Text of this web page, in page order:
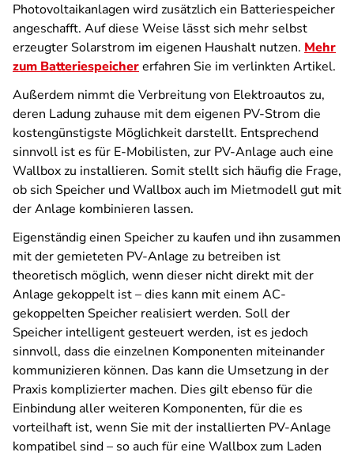
Photovoltaikanlagen wird zusätzlich ein Batteriespeicher
angeschafft. Auf diese Weise lässt sich mehr selbst
erzeugter Solarstrom im eigenen Haushalt nutzen. Mehr
zum Batteriespeichererfahren Sie im verlinkten Artikel.
Außerdem nimmt die Verbreitung von Elektroautos zu,
deren Ladung zuhause mit dem eigenen PV-Strom die
kostengünstigste Möglichkeit darstellt. Entsprechend
sinnvoll ist es für E-Mobilisten, zur PV-Anlage auch eine
Wallbox zu installieren. Somit stellt sich häufig die Frage,
ob sich Speicher und Wallbox auch im Mietmodell gut mit
der Anlage kombinieren lassen.
Eigenständig einen Speicher zu kaufen und ihn zusammen
mit der gemieteten PV-Anlage zu betreiben ist
theoretisch möglich, wenn dieser nicht direkt mit der
Anlage gekoppelt ist – dies kann mit einem AC-
gekoppelten Speicher realisiert werden. Soll der
Speicher intelligent gesteuert werden, ist es jedoch
sinnvoll, dass die einzelnen Komponenten miteinander
kommunizieren können. Das kann die Umsetzung in der
Praxis komplizierter machen. Dies gilt ebenso für die
Einbindung aller weiteren Komponenten, für die es
vorteilhaft ist, wenn Sie mit der installierten PV-Anlage
kompatibel sind – so auch für eine Wallbox zum Laden